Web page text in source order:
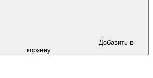
Добавить в
корзину